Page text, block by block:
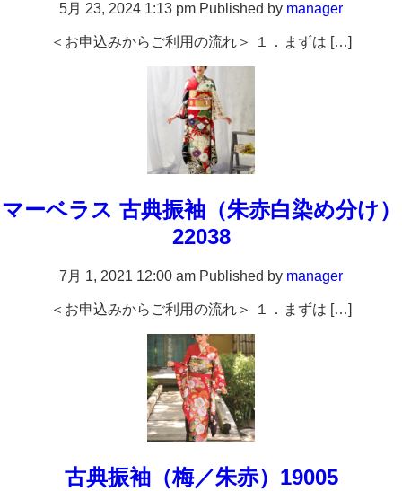
5月 23, 2024 1:13 pm Published by manager
＜お申込みからご利用の流れ＞ １．まずは […]
マーベラス 古典振袖（朱赤白染め分け）
22038
7月 1, 2021 12:00 am Published by manager
＜お申込みからご利用の流れ＞ １．まずは […]
古典振袖（梅／朱赤）19005